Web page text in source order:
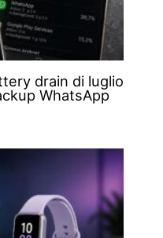
drain di luglio
WhatsApp